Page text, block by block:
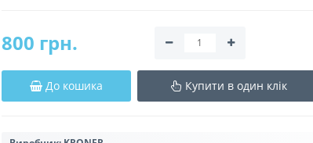
800 грн.
До кошика Купити в один клік